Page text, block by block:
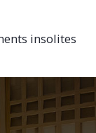
insolites